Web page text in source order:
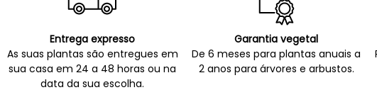
Entrega expresso
As suas plantas são entregues em
sua casa em 24 a 48 horas ou na
data da sua escolha.
Garantia vegetal
De 6 meses para plantas anuais a
2 anos para árvores e arbustos.